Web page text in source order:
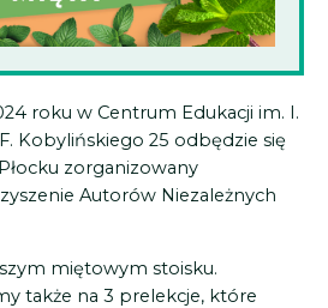
roku w Centrum Edukacji im. I.
Kobylińskiego 25 odbędzie się
zorganizowany
Autorów Niezależnych
miętowym stoisku.
także na 3 prelekcje, które